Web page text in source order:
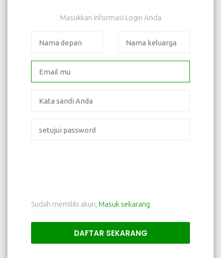
Masukkan Informasi Login Anda
Sudah memiliki akun, Masuk sekarang